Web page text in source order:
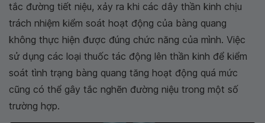
tắc đường tiết niệu, xảy ra khi các dây thần kinh chịu
trách nhiệm kiểm soát hoạt động của bàng quang
không thực hiện được đúng chức năng của mình. Việc
sử dụng các loại thuốc tác động lên thần kinh để kiểm
soát tình trạng bàng quang tăng hoạt động quá mức
cũng có thể gây tắc nghẽn đường niệu trong một số
trường hợp.